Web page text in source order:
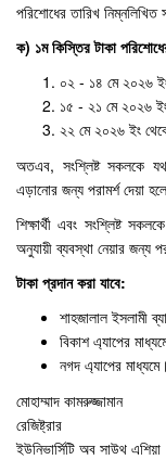
পরিশোধের তারিখ
ক) ১ম কিস্তির টাকা
০২ - ১৪ মে ২০২৬
১৫ - ২১ মে ২০২৬
২২ মে ২০২৬ ইং
অতএব, সংশ্লিষ্ট সকলকে
এড়ানোর জন্য পরামর্শ দেয়া
শিক্ষার্থী এবং সংশ্লিষ্ট
অনুযায়ী ব্যবস্থা নেয়ার জন্য
টাকা প্রদান করা যাবে:
শাহজালাল ইসলামী
বিকাশ এ্যাপের
নগদ এ্যাপের মাধ্যমে।
মোহাম্মাদ কামরুজ্জামান
রেজিষ্ট্রার
ইউনিভার্সিটি অব সাউথ এশিয়া